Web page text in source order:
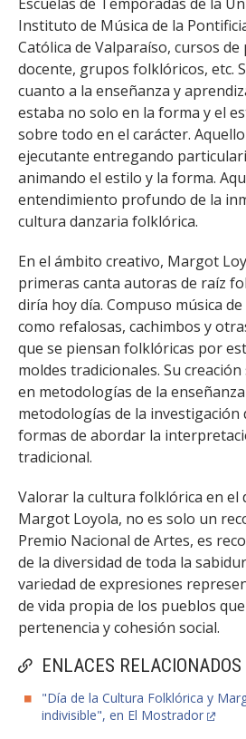
ENLACES RELACIONADOS
"Día de la Cultura Folklórica y
indivisible", en El Mostrador
Instituto de Música de la
Católica de Valparaíso, cursos
docente, grupos folklóricos, etc.
cuanto a la enseñanza y
estaba no solo en la forma y el
sobre todo en el carácter.
ejecutante entregando
animando el estilo y la forma.
entendimiento profundo de la
cultura danzaria folklórica.
En el ámbito creativo, Margot
primeras canta autoras de raíz
diría hoy día. Compuso música
como refalosas, cachimbos y
que se piensan folklóricas por
moldes tradicionales. Su
en metodologías de la
metodologías de la investigación
formas de abordar la
tradicional.
Valorar la cultura folklórica en el
Margot Loyola, no es solo un
Premio Nacional de Artes, es
de la diversidad de toda la
variedad de expresiones
de vida propia de los pueblos
pertenencia y cohesión social.